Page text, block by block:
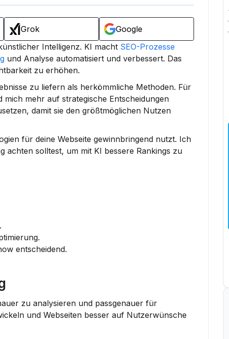
Grok
Google
Intelligenz. KI macht SEO-Prozesse
und Analyse automatisiert und verbessert. Das
zu erhöhen.
zu liefern als herkömmliche Methoden. Für
mehr auf strategische Entscheidungen
damit sie den größtmöglichen Nutzen
für deine Webseite gewinnbringend nutzt. Ich
solltest, um mit KI bessere Rankings zu
entscheidend.
zu analysieren und passgenauer für
und Webseiten besser auf Nutzerwünsche